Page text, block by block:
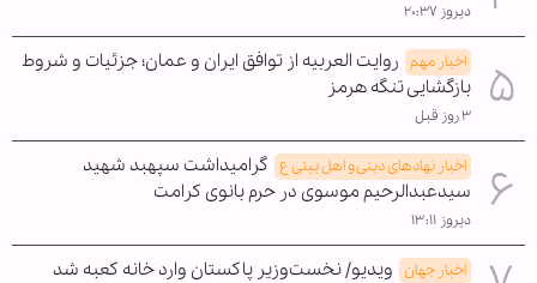
دیروز ۲۰:۳۷
اخبار مهم روایت العربیه از توافق ایران و عمان؛ جزئیات و شروط
بازگشایی تنگه هرمز
۳ روز قبل
اخبار نهادهای دینی و اهل بیتی ع گرامیداشت سپهبد شهید
سیدعبدالرحیم موسوی در حرم بانوی کرامت
دیروز ۱۳:۱۱
اخبار جهان ویدیو/ نخست‌وزیر پاکستان وارد خانه کعبه شد